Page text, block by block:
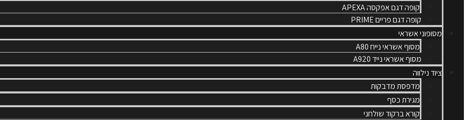
קופה דגם אפקסה APEXA
קופה דגם פריים PRIME
מסופוני אשראי
מסוף אשראי נייח A80
מסוף אשראי נייד A920
ציוד נילווה
מדפסת מדבקות
מגירת כסף
קורא ברקוד שולחני